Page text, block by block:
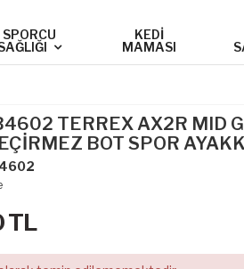
SPORCU
KEDİ
MAMASI
TERREX AX2R MID
BOT SPOR
TL